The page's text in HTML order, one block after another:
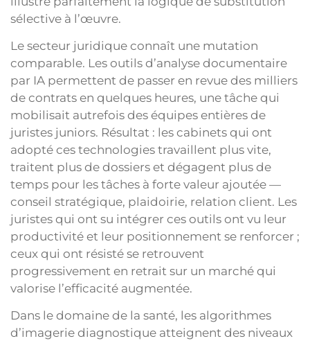
sélective à l’œuvre.
Le secteur juridique connaît une mutation
comparable. Les outils d’analyse documentaire
par IA permettent de passer en revue des milliers
de contrats en quelques heures, une tâche qui
mobilisait autrefois des équipes entières de
juristes juniors. Résultat : les cabinets qui ont
adopté ces technologies travaillent plus vite,
traitent plus de dossiers et dégagent plus de
temps pour les tâches à forte valeur ajoutée —
conseil stratégique, plaidoirie, relation client. Les
juristes qui ont su intégrer ces outils ont vu leur
productivité et leur positionnement se renforcer ;
ceux qui ont résisté se retrouvent
progressivement en retrait sur un marché qui
valorise l’efficacité augmentée.
Dans le domaine de la santé, les algorithmes
d’imagerie diagnostique atteignent des niveaux